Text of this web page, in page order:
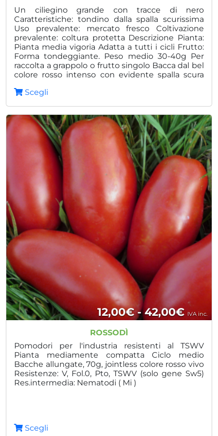
da
a
Un ciliegino grande con tracce di nero
Caratteristiche: tondino dalla spalla scurissima
Uso prevalente: mercato fresco Coltivazione
prevalente: coltura protetta Descrizione Pianta:
Pianta media vigoria Adatta a tutti i cicli Frutto:
Forma tondeggiante. Peso medio 30-40g Per
raccolta a grappolo o frutto singolo Bacca dal bel
colore rosso intenso con evidente spalla scura
adattabilità anche in condizioni difficili Per
Scegli
12,00€ - 42,00€
da
IVA inc.
ROSSODÌ
Pomodori per l'industria resistenti al TSWV
Pianta mediamente compatta Ciclo medio
Bacche allungate, 70g, jointless colore rosso vivo
Resistenze: V, Fol.0, Pto, TSWV (solo gene Sw5)
Res.intermedia: Nematodi ( Mi )
Scegli